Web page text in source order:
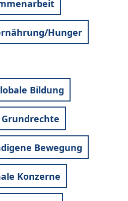
Hunger
Bildung
Grundrechte
Bewegung
Konzerne